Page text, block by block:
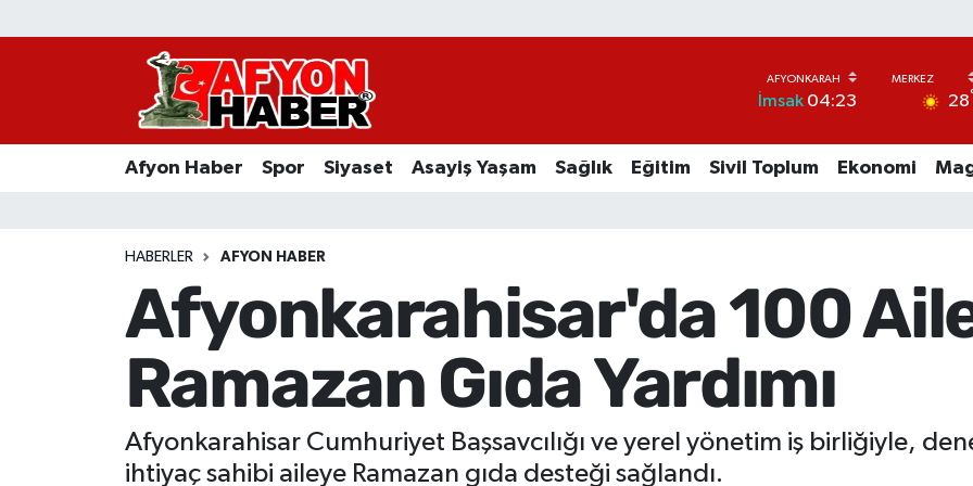
İmsak04:23 28
Afyon Haber Spor Siyaset Asayiş Yaşam Sağlık Eğitim Sivil Toplum Ekonomi
HABERLER AFYON HABER
Afyonkarahisar'da 100
Ramazan Gıda Yardımı
Afyonkarahisar Cumhuriyet Başsavcılığı ve yerel yönetim iş birliğiyle,
ihtiyaç sahibi aileye Ramazan gıda desteği sağlandı.
Afyon Haber
Asayiş Yaşam
Ekonomi